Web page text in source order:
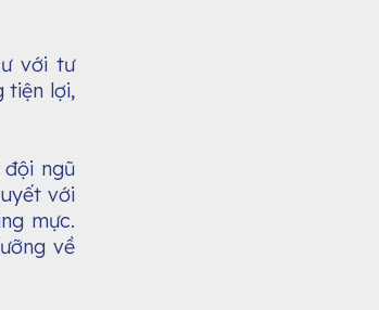
với tư
tiện lợi,
ngũ
với
mực.
về